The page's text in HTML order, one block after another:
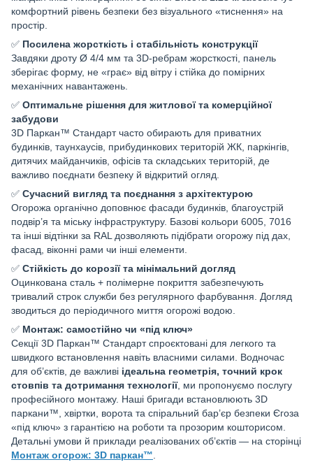
комфортний рівень безпеки без візуального «тиснення» на
простір.
✅ Посилена жорсткість і стабільність конструкції
Завдяки дроту Ø 4/4 мм та 3D-ребрам жорсткості, панель
зберігає форму, не «грає» від вітру і стійка до помірних
механічних навантажень.
✅ Оптимальне рішення для житлової та комерційної
забудови
3D Паркан™ Стандарт часто обирають для приватних
будинків, таунхаусів, прибудинкових територій ЖК, паркінгів,
дитячих майданчиків, офісів та складських територій, де
важливо поєднати безпеку й відкритий огляд.
✅ Сучасний вигляд та поєднання з архітектурою
Огорожа органічно доповнює фасади будинків, благоустрій
подвір’я та міську інфраструктуру. Базові кольори 6005, 7016
та інші відтінки за RAL дозволяють підібрати огорожу під дах,
фасад, віконні рами чи інші елементи.
✅ Стійкість до корозії та мінімальний догляд
Оцинкована сталь + полімерне покриття забезпечують
тривалий строк служби без регулярного фарбування. Догляд
зводиться до періодичного миття огорожі водою.
✅ Монтаж: самостійно чи «під ключ»
Секції 3D Паркан™ Стандарт спроєктовані для легкого та
швидкого встановлення навіть власними силами. Водночас
для об’єктів, де важливі ідеальна геометрія, точний крок
стовпів та дотримання технології, ми пропонуємо послугу
професійного монтажу. Наші бригади встановлюють 3D
паркани™, хвіртки, ворота та спіральний бар’єр безпеки Єгоза
«під ключ» з гарантією на роботи та прозорим кошторисом.
Детальні умови й приклади реалізованих об’єктів — на сторінці
Монтаж огорож: 3D паркан™